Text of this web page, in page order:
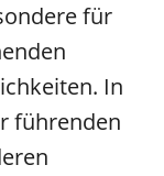
für
In
führenden